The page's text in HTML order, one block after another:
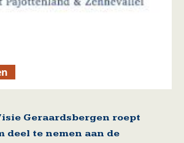
Geraardsbergen roept
deel te nemen aan de